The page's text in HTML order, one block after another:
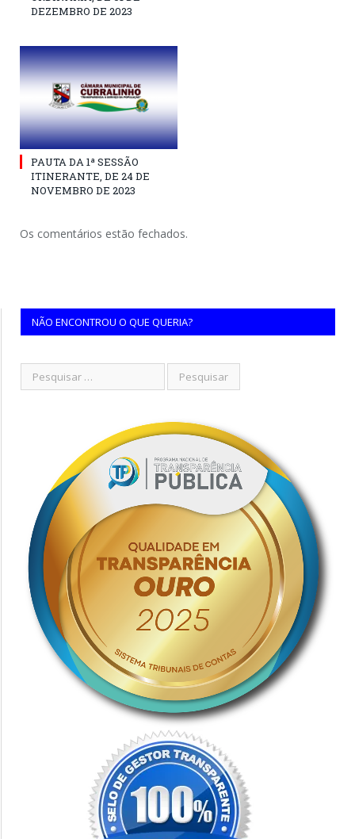
DEZEMBRO DE 2023
PAUTA DA 1ª SESSÃO
ITINERANTE, DE 24 DE
NOVEMBRO DE 2023
Os comentários estão fechados.
NÃO ENCONTROU O QUE QUERIA?